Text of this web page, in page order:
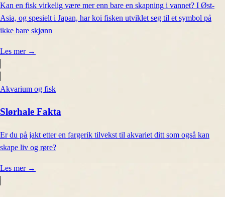
Kan en fisk virkelig være mer enn bare en skapning i vannet? I Øst-
Asia, og spesielt i Japan, har koi fisken utviklet seg til et symbol på
ikke bare skjønn
Les mer →
Akvarium og fisk
Slørhale Fakta
Er du på jakt etter en fargerik tilvekst til akvariet ditt som også kan
skape liv og røre?
Les mer →